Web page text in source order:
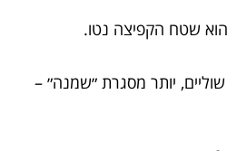
שטח הקפיצה נטו.
שוליים, יותר מסגרת ״שמנה״ –